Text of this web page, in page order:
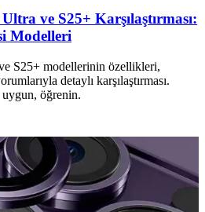
ve S25+ Karşılaştırması:
Modelleri
S25+ modellerinin özellikleri,
detaylı karşılaştırması.
uygun, öğrenin.